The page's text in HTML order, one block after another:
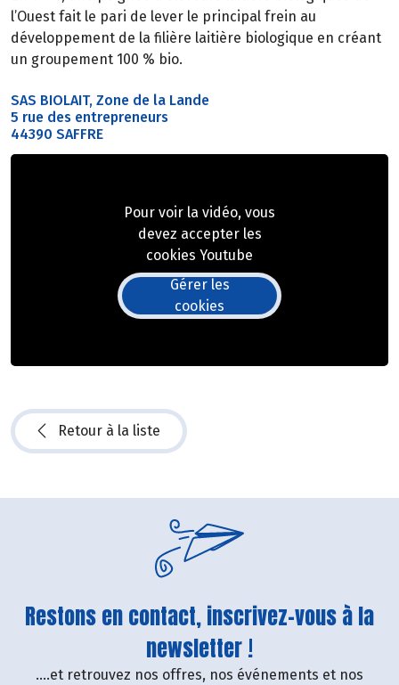
l’Ouest fait le pari de lever le principal frein au
développement de la filière laitière biologique en créant
un groupement 100 % bio.
SAS BIOLAIT, Zone de la Lande
5 rue des entrepreneurs
44390 SAFFRE
Pour voir la vidéo, vous
devez accepter les
cookies Youtube
Gérer les
cookies
Retour à la liste
Restons en contact, inscrivez-vous à la
newsletter !
....et retrouvez nos offres, nos événements et nos